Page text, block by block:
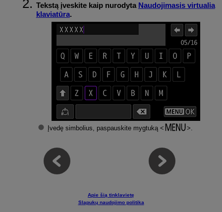
Tekstą įveskite kaip nurodyta Naudojimasis virtualia
klaviatūra.
Įvedę simbolius, paspauskite mygtuką .
Apie šią tinklavietę
Slapukų naudojimo politika